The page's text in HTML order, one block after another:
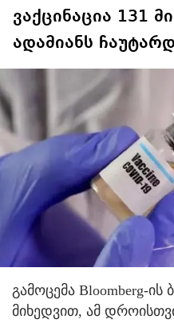
ვაქცინაცია 131
ადამიანს
გამოცემა Bloomberg-
მიხედვით, ამ